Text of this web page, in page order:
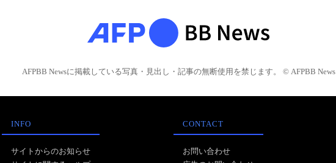
AFPBB Newsに掲載している写真・見出し・記事の無断使用を禁じます。 © AFPBB News
INFO
サイトからのお知らせ
CONTACT
お問い合わせ